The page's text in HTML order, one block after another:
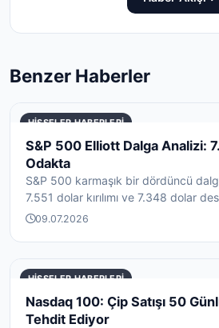
Benzer Haberler
HISSELER HABERLERI
S&P 500 Elliott Dalga Analizi:
Odakta
S&P 500 karmaşık bir dördüncü
7.551 dolar kırılımı ve 7.348 dolar
09.07.2026
HISSELER HABERLERI
Nasdaq 100: Çip Satışı 50
Tehdit Ediyor